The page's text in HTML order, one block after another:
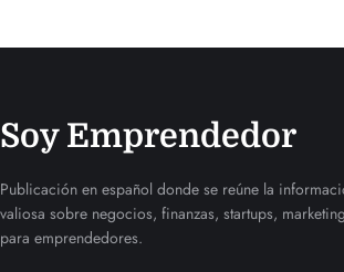
Soy Emprendedor
Publicación en español donde se reúne la
valiosa sobre negocios, finanzas, startups,
para emprendedores.